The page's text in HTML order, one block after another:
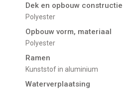
Dek en opbouw constructie
Polyester
Opbouw vorm, materiaal
Polyester
Ramen
Kunststof in aluminium
Waterverplaatsing